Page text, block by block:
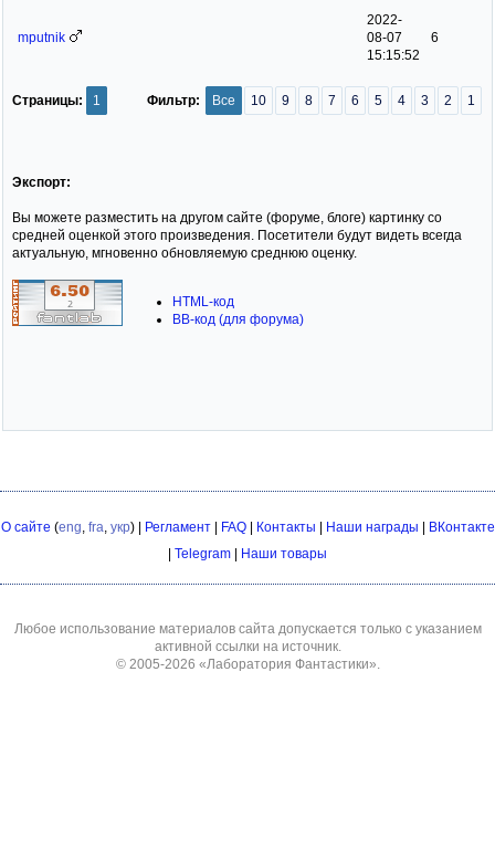
mputnik
2022-
08-07
15:15:52
6
Все 10 9 8 7 6 5 4 3 2 1
Фильтр:
Страницы: 1
Экспорт:
Вы можете разместить на другом сайте (форуме, блоге) картинку со
средней оценкой этого произведения. Посетители будут видеть всегда
актуальную, мгновенно обновляемую среднюю оценку.
HTML-код
BB-код (для форума)
О сайте (eng fra укр) | Регламент| FAQ| Контакты | Наши награды | ВКонтакте
| Telegram | Наши товары
Любое использование материалов сайта допускается только с указанием
активной ссылки на источник.
© 2005-2026 «Лаборатория Фантастики»